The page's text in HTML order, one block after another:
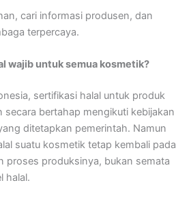
cari informasi produsen, dan
terpercaya.
wajib untuk semua kosmetik?
sertifikasi halal untuk produk
secara bertahap mengikuti kebijakan
ditetapkan pemerintah. Namun
suatu kosmetik tetap kembali pada
proses produksinya, bukan semata
halal.